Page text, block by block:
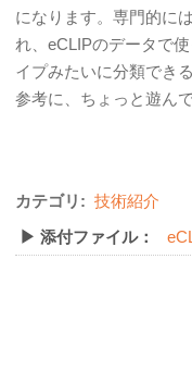
になります。専門的に
れ、eCLIPのデータで
イプみたいに分類でき
参考に、ちょっと遊ん
カテゴリ: 技術紹介
▶ 添付ファイル：